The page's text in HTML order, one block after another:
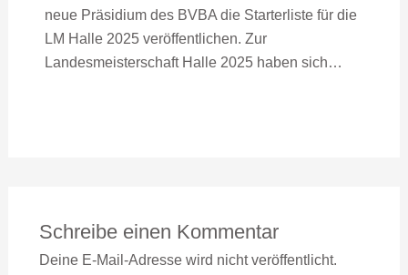
neue Präsidium des BVBA die Starterliste für die
LM Halle 2025 veröffentlichen. Zur
Landesmeisterschaft Halle 2025 haben sich…
Schreibe einen Kommentar
Deine E-Mail-Adresse wird nicht veröffentlicht.